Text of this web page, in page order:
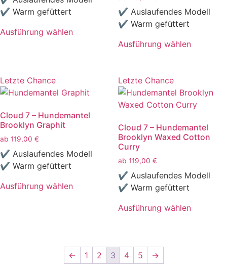
auf
Produktseite
auf
der
gewählt
✔ Warm gefüttert
Ausführung wählen
mehrere
Varianten
Die
Optionen
können
auf
der
gewählt
✔ Auslaufendes Modell
✔ Warm gefüttert
Ausführung wählen
weist
mehrere
Varianten
Die
Optionen
können
auf
der
Produktseite
werden
Letzte Chance
Cloud 7 – Hundemantel
Brooklyn Graphit
ab 119,00 €
✔ Auslaufendes Modell
✔ Warm gefüttert
Ausführung wählen
Letzte Chance
Cloud 7 – Hundemantel
Brooklyn Waxed Cotton
Curry
ab 119,00 €
✔ Auslaufendes Modell
✔ Warm gefüttert
Ausführung wählen
mehrere
← 1 2 3 4 5 →